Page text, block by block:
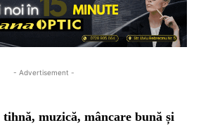
- Advertisement -
tihnă, muzică, mâncare bună și